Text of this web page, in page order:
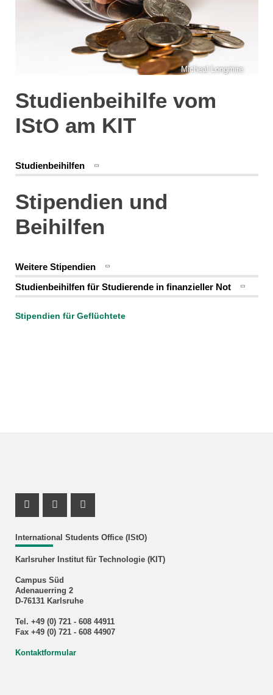
Micheal Longmire
Studienbeihilfe vom
IStO am KIT
Studienbeihilfen
Stipendien und
Beihilfen
Weitere Stipendien
Studienbeihilfen für Studierende in finanzieller Not
Stipendien für Geflüchtete
International Students Office (IStO)
Karlsruher Institut für Technologie (KIT)
Campus Süd
Adenauerring 2
D-76131 Karlsruhe
Tel. +49 (0) 721 - 608 44911
Fax +49 (0) 721 - 608 44907
Kontaktformular